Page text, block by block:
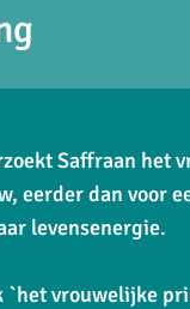
Saffraan het
eerder dan voor
levensenergie.
vrouwelijke